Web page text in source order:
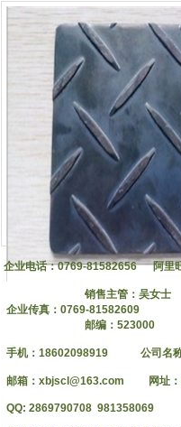
企业电话：0769-81582656 阿里
销售主管：吴女士
企业传真：0769-81582609
邮编：523000
手机：18602098919 公司名称
邮箱：xbjscl@163.com 网址：
QQ: 2869790708 981358069